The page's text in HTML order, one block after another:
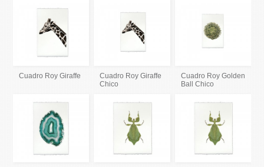
Cuadro Roy Giraffe
Cuadro Roy Giraffe
Chico
Cuadro Roy Golden
Ball Chico